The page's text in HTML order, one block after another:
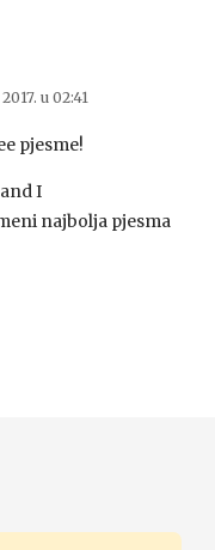
u 02:41
pjesme!
I
najbolja pjesma